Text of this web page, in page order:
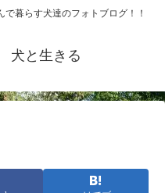
暮らす犬達のフォトブログ！！
犬と生きる